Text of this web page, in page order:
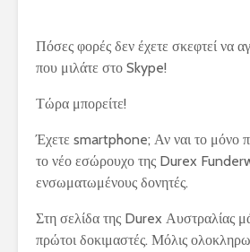
Πόσες φορές δεν έχετε σκεφτεί να
που μιλάτε στο Skype!
Τώρα μπορείτε!
Έχετε smartphone; Αν ναι το μόνο
το νέο εσώρουχο της Durex
ενσωματωμένους δονητές.
Στη σελίδα της Durex Αυστραλίας
πρώτοι δοκιμαστές. Μόλις